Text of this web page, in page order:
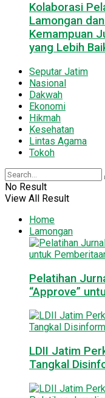
Kolaborasi
Lamongan
Kemampuan
yang Lebih
Seputar Jatim
Nasional
Dakwah
Ekonomi
Hikmah
Kesehatan
Lintas Agama
Tokoh
No Result
View All Result
Home
Lamongan
Pelatihan
“Approve”
LDII Jatim
Tangkal